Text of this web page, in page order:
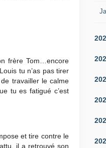
frère Tom…encore
tu n’as pas tirer
travailler le calme
tu es fatigué c’est
et tire contre le
il a retrouvé son